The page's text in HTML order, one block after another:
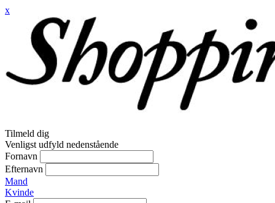
x
Tilmeld dig
Venligst udfyld nedenstående
Fornavn
Efternavn
Mand
Kvinde